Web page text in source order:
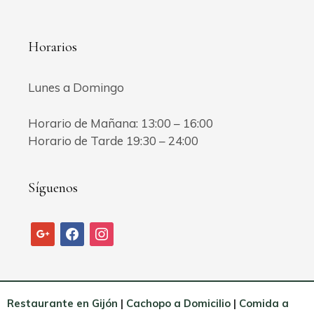
Horarios
Lunes a Domingo
Horario de Mañana: 13:00 – 16:00
Horario de Tarde 19:30 – 24:00
Síguenos
googlefacebookinstagram
Restaurante en Gijón | Cachopo a Domicilio | Comida a